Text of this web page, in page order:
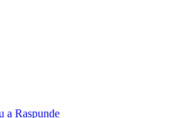
a Raspunde